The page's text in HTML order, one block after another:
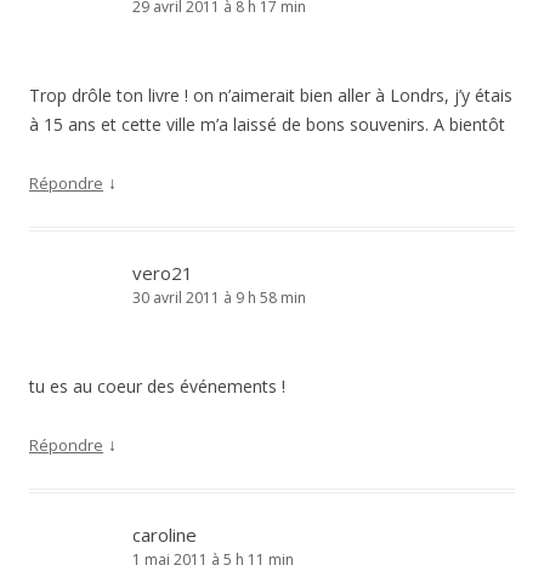
29 avril 2011 à 8 h 17 min
Trop drôle ton livre ! on n’aimerait bien aller à Londrs, j’y étais
à 15 ans et cette ville m’a laissé de bons souvenirs. A bientôt
Répondre ↓
vero21
30 avril 2011 à 9 h 58 min
tu es au coeur des événements !
Répondre ↓
caroline
1 mai 2011 à 5 h 11 min